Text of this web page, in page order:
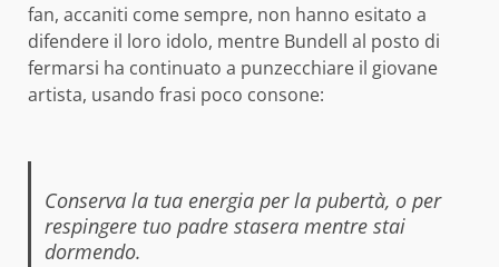
fan, accaniti come sempre, non hanno esitato a
difendere il loro idolo, mentre Bundell al posto di
fermarsi ha continuato a punzecchiare il giovane
artista, usando frasi poco consone:
Conserva la tua energia per la pubertà, o per
respingere tuo padre stasera mentre stai
dormendo.